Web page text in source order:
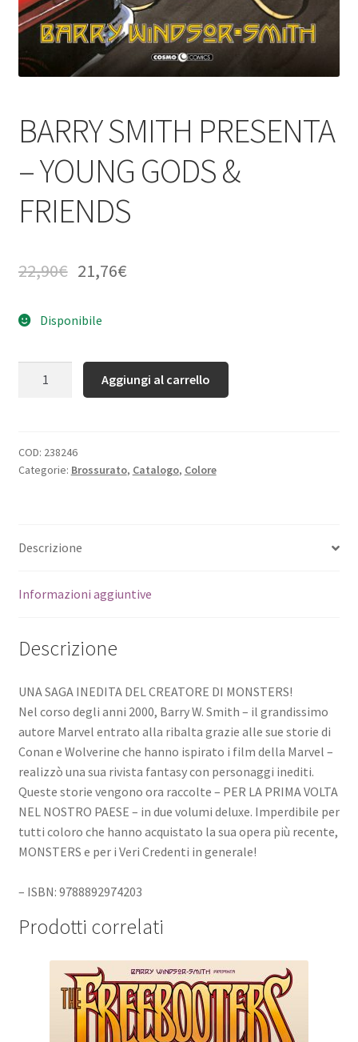
BARRY SMITH PRESENTA
– YOUNG GODS &
FRIENDS
22,90€ 21,76€
Disponibile
Aggiungi al carrello
COD: 238246
Categorie: Brossurato, Catalogo, Colore
Descrizione
Informazioni aggiuntive
Descrizione
UNA SAGA INEDITA DEL CREATORE DI MONSTERS!
Nel corso degli anni 2000, Barry W. Smith – il grandissimo
autore Marvel entrato alla ribalta grazie alle sue storie di
Conan e Wolverine che hanno ispirato i film della Marvel –
realizzò una sua rivista fantasy con personaggi inediti.
Queste storie vengono ora raccolte – PER LA PRIMA VOLTA
NEL NOSTRO PAESE – in due volumi deluxe. Imperdibile per
tutti coloro che hanno acquistato la sua opera più recente,
MONSTERS e per i Veri Credenti in generale!
– ISBN: 9788892974203
Prodotti correlati